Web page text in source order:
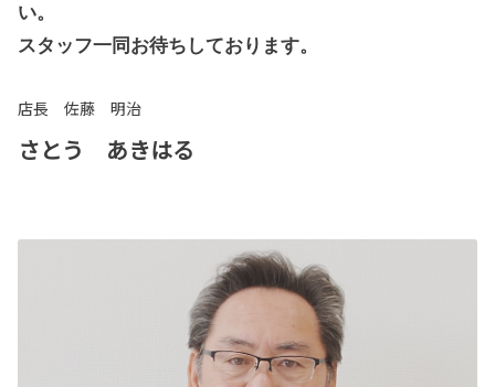
い。
スタッフ一同お待ちしております。
店長 佐藤 明治
さとう あきはる